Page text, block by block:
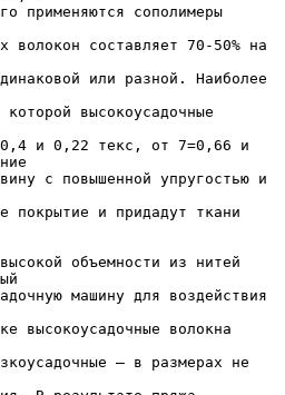
применяются сополимеры
волокон составляет 70-50% на
или разной. Наиболее
высокоусадочные
0,4 и 0,22 текс, от 7=0,66 и
с повышенной упругостью и
покрытие и придадут ткани
объемности из нитей
машину для воздействия
высокоусадочные волокна
– в размерах не